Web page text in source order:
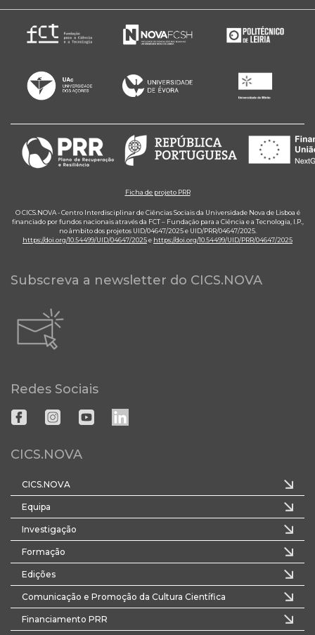
Ficha de projeto PRR
O CICS.NOVA - Centro Interdisciplinar de Ciências Sociais da Universidade Nova de Lisboa é
financiado por fundos nacionais através da FCT – Fundação para a Ciência e a Tecnologia, I.P.,
no âmbito dos projetos UID/04647/2025 e UID/PRR/04647/2025.
https://doi.org/10.54499/UID/04647/2025e https://doi.org/10.54499/UID/PRR/04647/2025
Subscreva a newsletter do CICS.NOVA
Redes Sociais
CICS.NOVA
CICS.NOVA
Equipa
Investigação
Formação
Edições
Comunicação e Promoção da Cultura Científica
Financiamento PRR